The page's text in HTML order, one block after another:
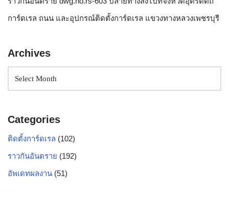
การ์ดเรล ถนน และอุปกรณ์ติดตั้งการ์ดเรล แขวงทางหลวงเพชรบุรี
Archives
Categories
ติดตั้งการ์ดเรล (102)
ราวกันอันตราย (192)
อัพเดทผลงาน (51)